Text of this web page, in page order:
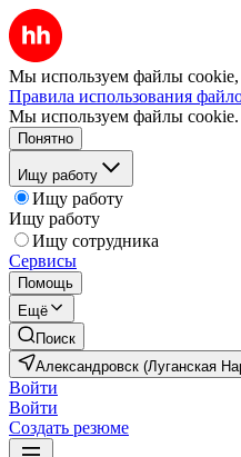
Мы используем файлы cookie,
Правила использования
Мы используем файлы cookie.
Понятно
Ищу работу
Ищу работу
Ищу работу
Ищу сотрудника
Сервисы
Помощь
Ещё
Поиск
Александровск (Луганская
Войти
Войти
Создать резюме